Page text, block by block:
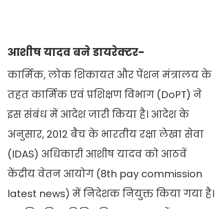
आशीष यादव बने डायरेक्टर-
कार्मिक, लोक शिकायत और पेंशन मंत्रालय के
तहत कार्मिक एवं प्रशिक्षण विभाग (DoPT) ने
इस संबंध में आदेश जारी किया है। आदेश के
अनुसार, 2012 बैच के भारतीय रक्षा लेखा सेवा
(IDAS) अधिकारी आशीष यादव को आठवें
केंद्रीय वेतन आयोग (8th pay commission
latest news) में निदेशक नियुक्त किया गया है।